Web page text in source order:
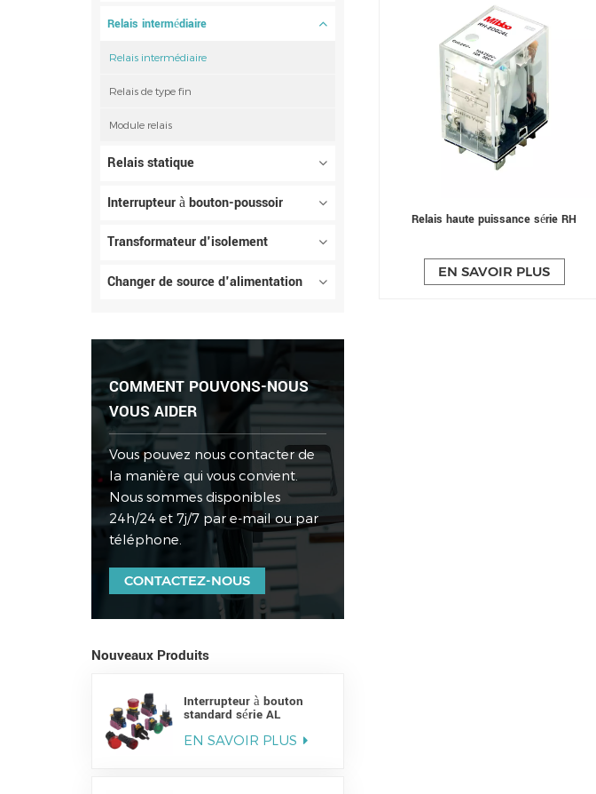
Relais intermédiaire
Relais intermédiaire
Relais de type fin
Module relais
Relais statique
Interrupteur à bouton-poussoir
Transformateur d'isolement
Changer de source d'alimentation
COMMENT POUVONS-NOUS
VOUS AIDER
Vous pouvez nous contacter de
la manière qui vous convient.
Nous sommes disponibles
24h/24 et 7j/7 par e-mail ou par
téléphone.
CONTACTEZ-NOUS
Nouveaux Produits
Interrupteur à bouton
standard série AL
EN SAVOIR PLUS
Relais haute puissance série RH
EN SAVOIR PLUS